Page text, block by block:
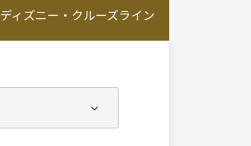
ディズニー・クルーズライン